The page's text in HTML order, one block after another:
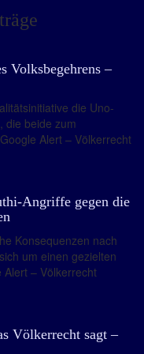
Volksbegehrens –
die Uno-
die beide zum
Alert – Völkerrecht
Angriffe gegen die
Konsequenzen nach
um einen gezielten
– Völkerrecht
Völkerrecht sagt –